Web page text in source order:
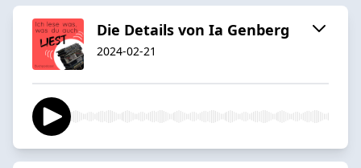
Die Details von Ia Genberg
2024-02-21